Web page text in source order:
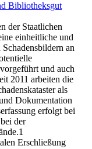
Bibliotheksgut
der Staatlichen
einheitliche und
an
und auch
2011 arbeiten die
als
Dokumentation
erfolgt bei
der
Erschließung